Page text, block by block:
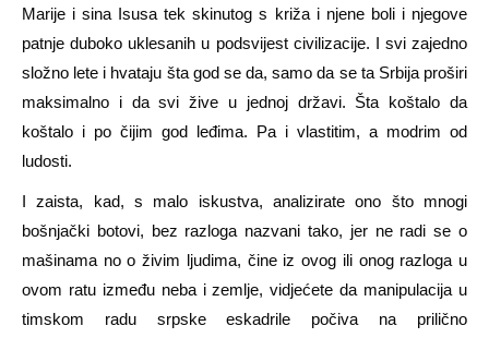
Marije i sina Isusa tek skinutog s križa i njene boli i njegove
patnje duboko uklesanih u podsvijest civilizacije. I svi zajedno
složno lete i hvataju šta god se da, samo da se ta Srbija proširi
maksimalno i da svi žive u jednoj državi. Šta koštalo da
koštalo i po čijim god leđima. Pa i vlastitim, a modrim od
ludosti.
I zaista, kad, s malo iskustva, analizirate ono što mnogi
bošnjački botovi, bez razloga nazvani tako, jer ne radi se o
mašinama no o živim ljudima, čine iz ovog ili onog razloga u
ovom ratu između neba i zemlje, vidjećete da manipulacija u
timskom radu srpske eskadrile počiva na prilično